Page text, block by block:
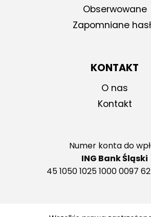
Obserwowane
Zapomniane
KONTAKT
O nas
Kontakt
Numer konta do
ING Bank Śląski
45 1050 1025 1000 0097